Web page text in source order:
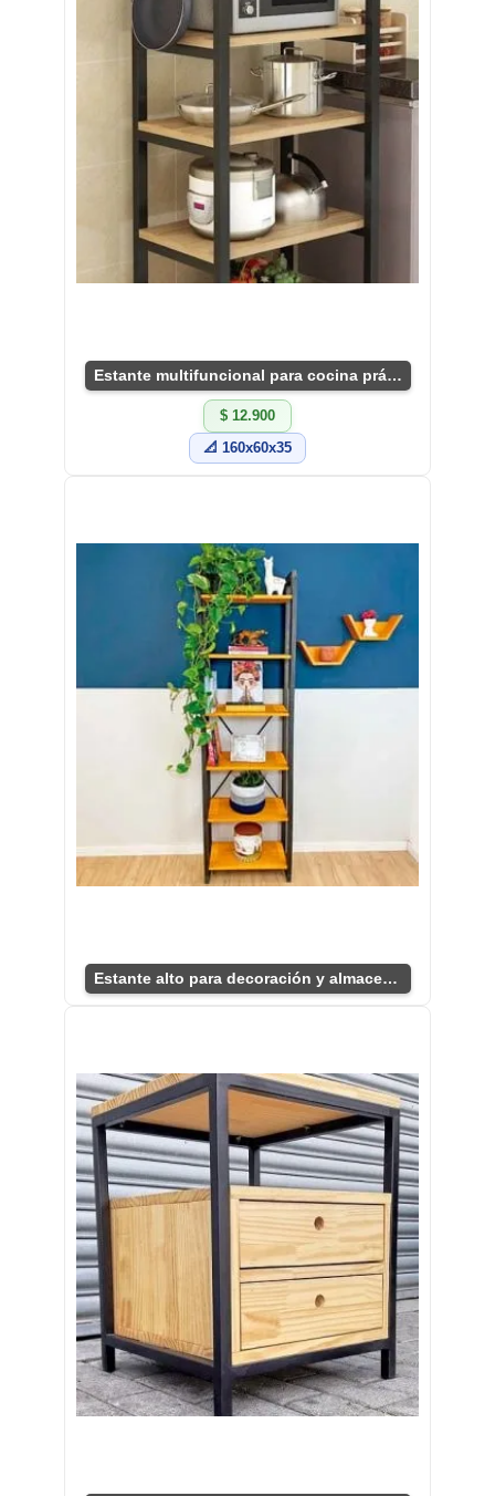
Estante multifuncional para cocina práctico
$ 12.900
📐 160x60x35
Estante alto para decoración y almacenamiento moderno